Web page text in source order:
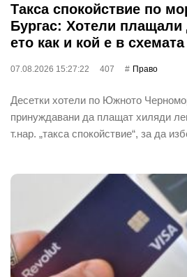
Такса спокойствие по
Бургас: Хотели плащали
ето как и кой е в схемата
07.08.2026 15:27:22 407 Право
Десетки хотели по Южното
принуждавани да плащат хиляди
т.нар. „такса спокойствие“, за да